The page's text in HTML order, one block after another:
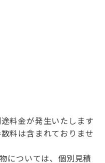
料金が発生いたします
料は含まれておりませ
については、個別見積